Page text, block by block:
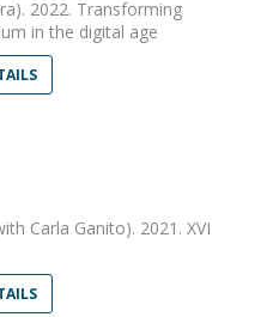
2022. Transforming
in the digital age
Carla Ganito). 2021. XVI